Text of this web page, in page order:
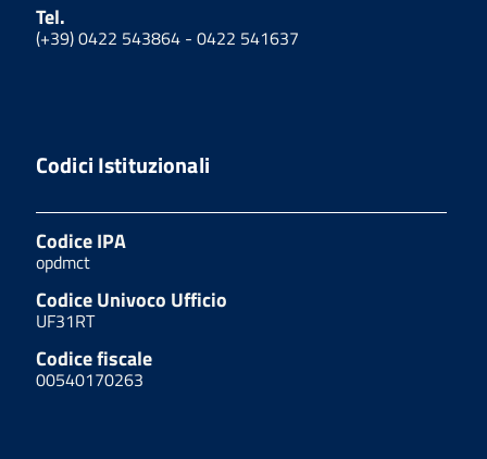
Tel.
(+39) 0422 543864 - 0422 541637
Codici Istituzionali
Codice IPA
opdmct
Codice Univoco Ufficio
UF31RT
Codice fiscale
00540170263